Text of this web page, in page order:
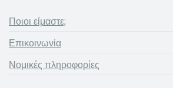
Ποιοι είμαστε;
Επικοινωνία
Νομικές πληροφορίες